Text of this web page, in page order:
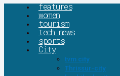
features
women
tourism
tech news
sports
City
tvm city
Thrissur-city